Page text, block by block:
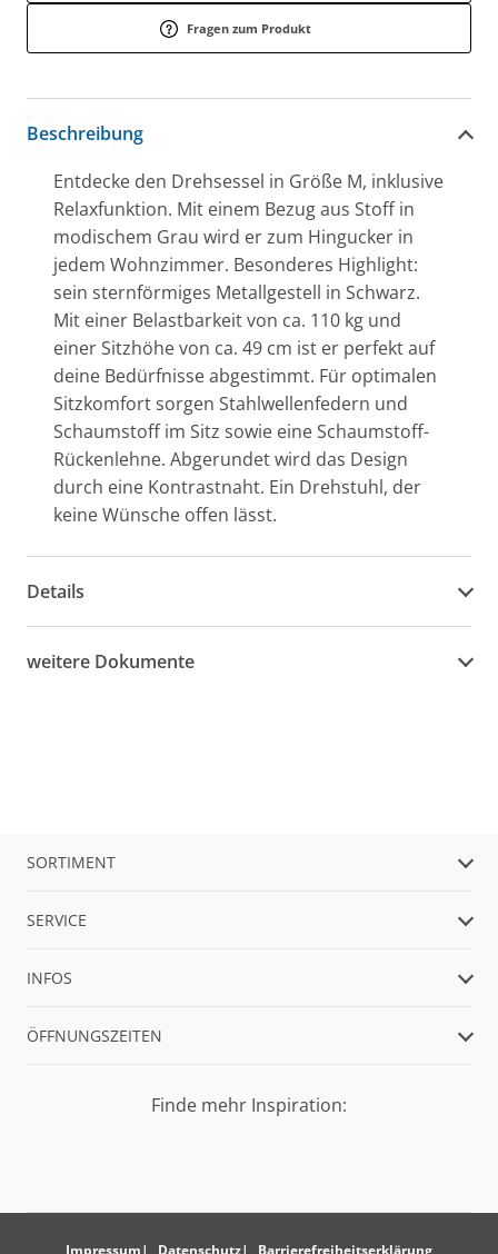
Fragen zum Produkt
Beschreibung
Entdecke den Drehsessel in Größe M, inklusive
Relaxfunktion. Mit einem Bezug aus Stoff in
modischem Grau wird er zum Hingucker in
jedem Wohnzimmer. Besonderes Highlight:
sein sternförmiges Metallgestell in Schwarz.
Mit einer Belastbarkeit von ca. 110 kg und
einer Sitzhöhe von ca. 49 cm ist er perfekt auf
deine Bedürfnisse abgestimmt. Für optimalen
Sitzkomfort sorgen Stahlwellenfedern und
Schaumstoff im Sitz sowie eine Schaumstoff-
Rückenlehne. Abgerundet wird das Design
durch eine Kontrastnaht. Ein Drehstuhl, der
keine Wünsche offen lässt.
Details
weitere Dokumente
SORTIMENT
SERVICE
INFOS
ÖFFNUNGSZEITEN
Finde mehr Inspiration:
Impressum Datenschutz Barrierefreiheitserklärung